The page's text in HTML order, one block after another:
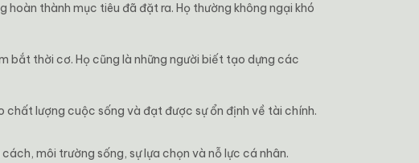
thành mục tiêu đã đặt ra. Họ thường không ngại khó
bắt thời cơ. Họ cũng là những người biết tạo dựng các
lượng cuộc sống và đạt được sự ổn định về tài chính.
môi trường sống, sự lựa chọn và nỗ lực cá nhân.